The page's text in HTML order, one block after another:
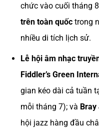
chức vào cuối tháng
trên toàn quốctrong
nhiều di tích lịch sử.
Lễ hội âm nhạc
Fiddler’s Green
gian kéo dài cả tuần
mỗi tháng 7); và Bray
hội jazz hàng đầu